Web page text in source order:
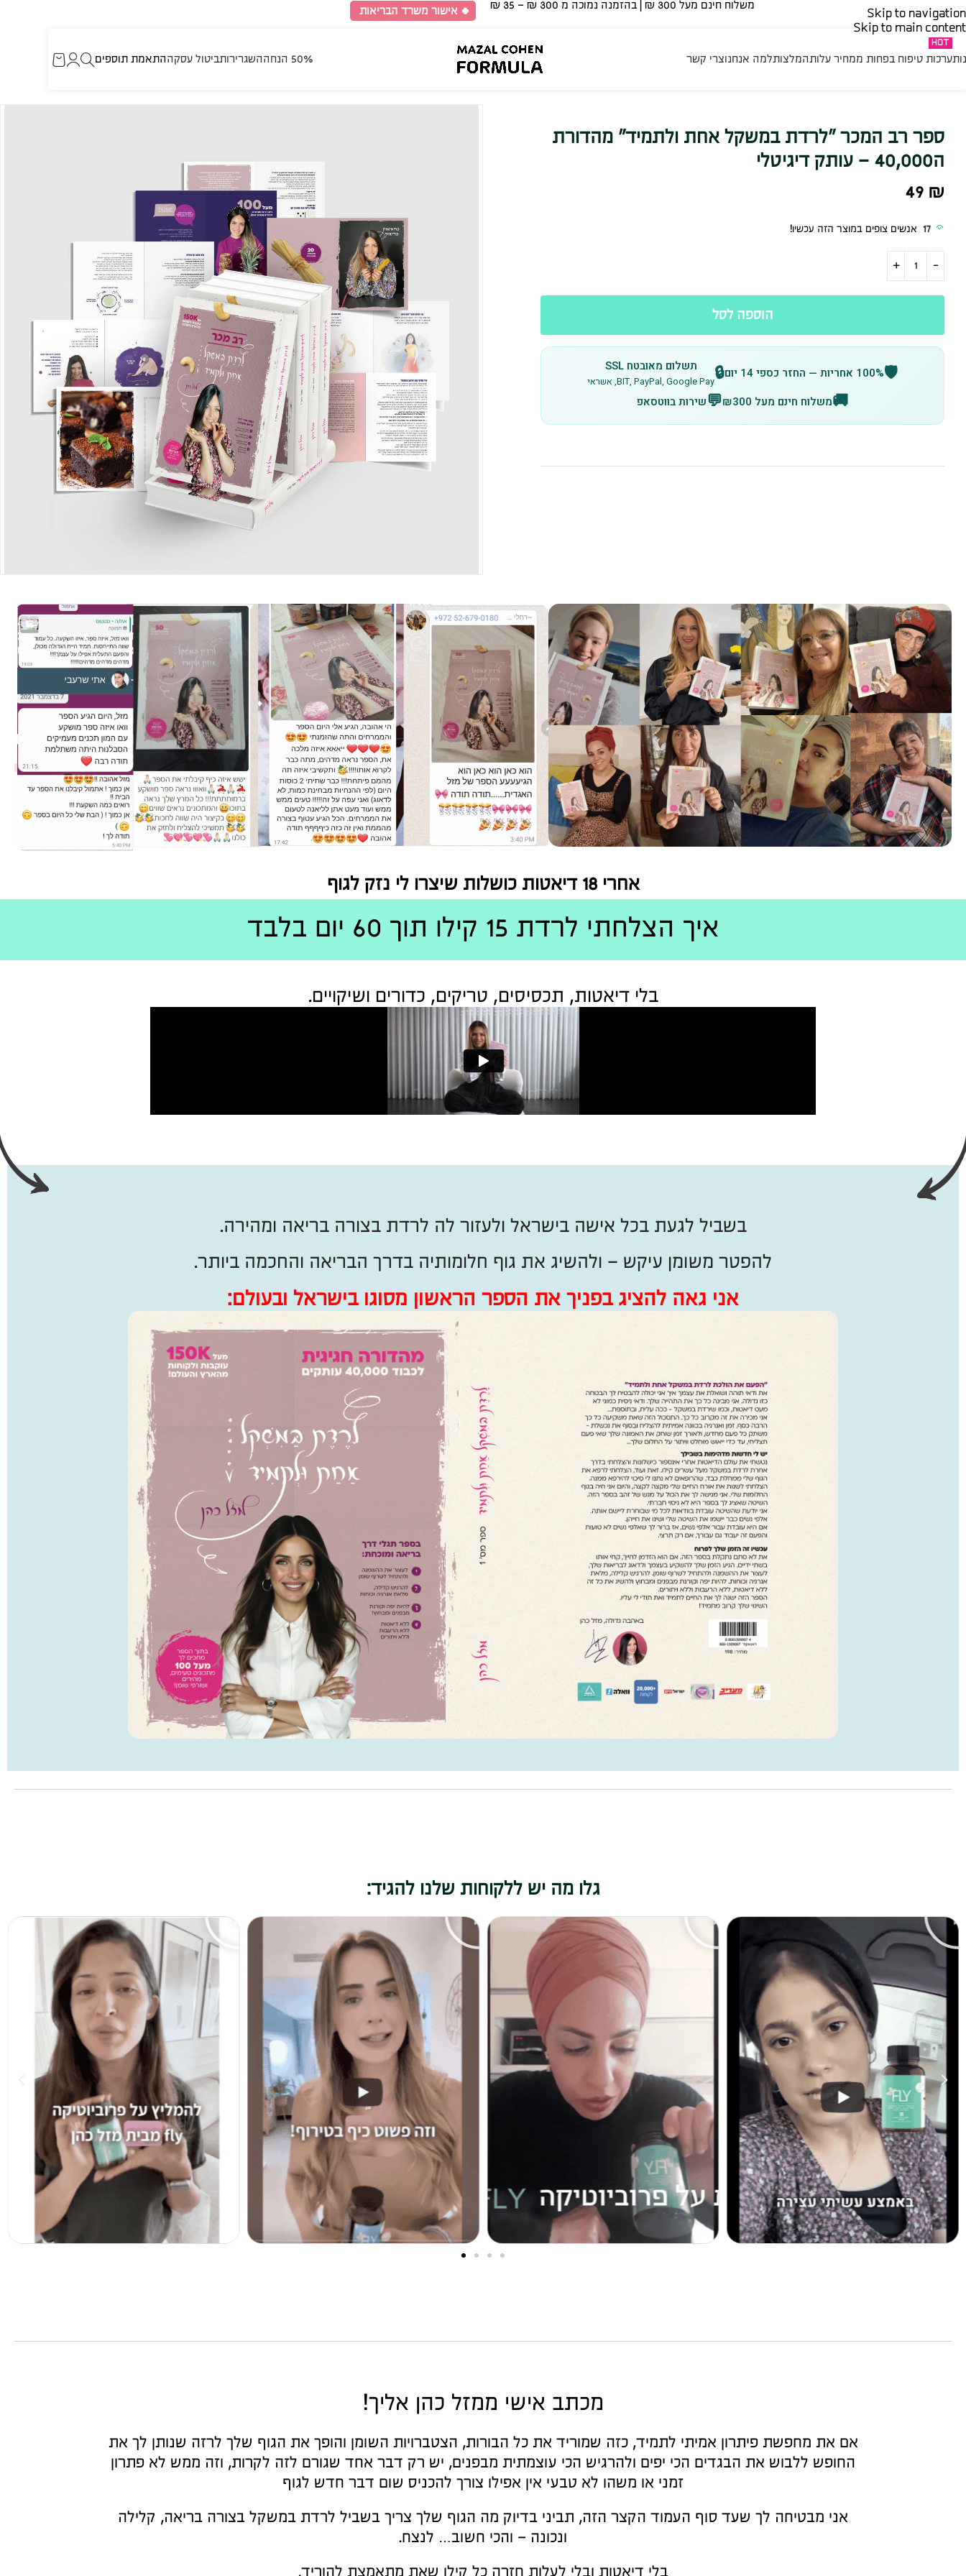
Skip to navigation
Skip to main content
משלוח חינם מעל 300 ₪ | בהזמנה נמוכה מ 300 ₪ – 35 ₪​ 🍀 אישור משרד הבריאות
ערכות טיפוח בפחות ממחיר עלות
HOT
המלצותלמה אנחנוצרי קשר 50% הנחה השגרירותביטול עסקההתאמת תוספים
ספר רב המכר ״לרדת במשקל אחת ולתמיד״ מהדורת
ה40,000 – עותק דיגיטלי
49 ₪
17 אנשים צופים במוצר הזה עכשיו!
הוספה לסל
🛡️100% אחריות — החזר כספי 14 יום 🔒 תשלום מאובטח SSL
BIT, PayPal, Google Pay, אשראי
🚚משלוח חינם מעל ₪300 💬שירות בווטסאפ
אחרי 18 דיאטות כושלות שיצרו לי נזק לגוף
איך הצלחתי לרדת 15 קילו תוך 60 יום בלבד
בלי דיאטות, תכסיסים, טריקים, כדורים ושיקויים.
בשביל לגעת בכל אישה בישראל ולעזור לה לרדת בצורה בריאה ומהירה.
להפטר משומן עיקש – ולהשיג את גוף חלומותיה בדרך הבריאה והחכמה ביותר.
אני גאה להציג בפניך את הספר הראשון מסוגו בישראל ובעולם:
גלו מה יש ללקוחות שלנו להגיד:
מכתב אישי ממזל כהן אליך!
אם את מחפשת פיתרון אמיתי לתמיד, כזה שמוריד את כל הבורות, הצטברויות השומן והופך את הגוף שלך לרזה שנותן לך את
החופש ללבוש את הבגדים הכי יפים ולהרגיש הכי עוצמתית מבפנים, יש רק דבר אחד שגורם לזה לקרות, וזה ממש לא פתרון
זמני או משהו לא טבעי אין אפילו צורך להכניס שום דבר חדש לגוף
אני מבטיחה לך שעד סוף העמוד הקצר הזה, תביני בדיוק מה הגוף שלך צריך בשביל לרדת במשקל בצורה בריאה, קלילה
ונכונה – והכי חשוב… לנצח.
בלי דיאטות ובלי לעלות חזרה כל קילו שאת מתאמצת להוריד.